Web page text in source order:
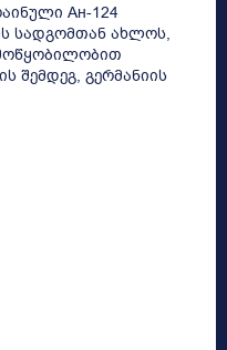
Ан-124
სადგომთან ახლოს,
შემდეგ, გერმანიის